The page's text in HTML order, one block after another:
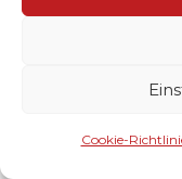
Cookie-